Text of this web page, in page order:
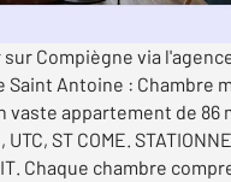
Compiègne via
Saint Antoine : Chambre
vaste appartement de 86
UTC, ST COME.
Chaque chambre